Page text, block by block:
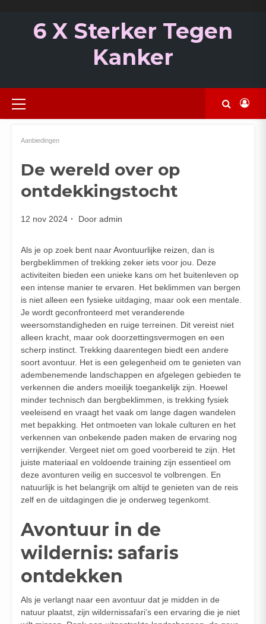
6 X Sterker Tegen
Kanker
Primair
menu
Aanbiedingen
De wereld over op
ontdekkingstocht
12 nov 2024 Door admin
Als je op zoek bent naarAvontuurlijke reizen , dan is
bergbeklimmen of trekking zeker iets voor jou. Deze
activiteiten bieden een unieke kans om het buitenleven op
een intense manier te ervaren. Het beklimmen van bergen
is niet alleen een fysieke uitdaging, maar ook een mentale.
Je wordt geconfronteerd met veranderende
weersomstandigheden en ruige terreinen. Dit vereist niet
alleen kracht, maar ook doorzettingsvermogen en een
scherp instinct. Trekking daarentegen biedt een andere
soort avontuur. Het is een gelegenheid om te genieten van
adembenemende landschappen en afgelegen gebieden te
verkennen die anders moeilijk toegankelijk zijn. Hoewel
minder technisch dan bergbeklimmen, is trekking fysiek
veeleisend en vraagt het vaak om lange dagen wandelen
met bepakking. Het ontmoeten van lokale culturen en het
verkennen van onbekende paden maken de ervaring nog
verrijkender. Vergeet niet om goed voorbereid te zijn. Het
juiste materiaal en voldoende training zijn essentieel om
deze avonturen veilig en succesvol te volbrengen. En
natuurlijk is het belangrijk om altijd te genieten van de reis
zelf en de uitdagingen die je onderweg tegenkomt.
Avontuur in de
wildernis: safaris
ontdekken
Als je verlangt naar een avontuur dat je midden in de
natuur plaatst, zijn wildernissafari’s een ervaring die je niet